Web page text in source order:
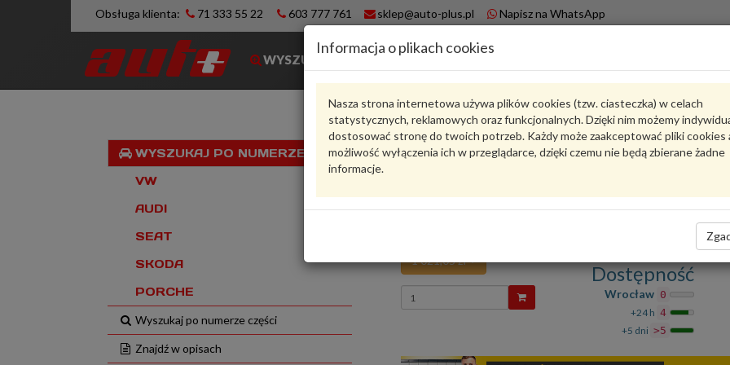
Obsługa klienta: 71 333 55 22 603 777 761 sklep@auto-plus.pl Napisz na WhatsApp
WYSZUKIWARKA
Informacja o plikach cookies
Nasza strona internetowa używa plików cookies (tzw. ciasteczka) w celach
statystycznych, reklamowych oraz funkcjonalnych. Dzięki nim możemy
dostosować stronę do twoich potrzeb. Każdy może zaakceptować pliki cookies
możliwość wyłączenia ich w przeglądarce, dzięki czemu nie będą zbierane żadne
informacje.
WYSZUKAJ PO NUMERZE VIN
VW
AUDI
SEAT
SKODA
PORCHE
Wyszukaj po numerze części
Znajdź w opisach
Karta produktu
VAG - produkt oryginalny VW AUDI SEAT SKODA
Kratka wlotu powietrza anthrazit dark ch
1 021,05 zł
Wprowadź
ilość
Dostępność
Wrocław 0
+24 h 4
+5 dni >5